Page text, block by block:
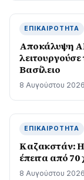
ΕΠΙΚΑΙΡΌΤΗΤΑ
Αποκάλυψη
Βασίλειο
8 Αυγούστου 2026
ΕΠΙΚΑΙΡΌΤΗΤΑ
Καζακστάν: Η
έπειτα από 70
8 Αυγούστου 2026